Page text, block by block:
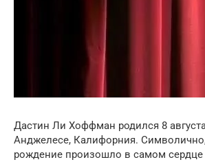
Дастин Ли Хоффман родился 8
Анджелесе, Калифорния. Символично,
рождение произошло в самом сердце